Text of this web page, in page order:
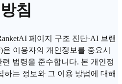
침
페이지 구조 진단·AI 브랜
이용자의 개인정보를 중요시
법령을 준수합니다. 본 개인정
하는 정보와 그 이용 방법에 대해